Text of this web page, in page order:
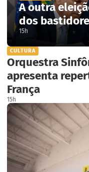
A outra
dos
15h
CULTURA
Orquestra
apresenta
França
15h